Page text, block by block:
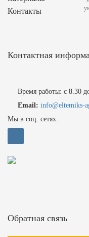
Контакты
Контактная
Время работы: с 8.30
Email: info@eltemiks-
Мы в соц. сетях:
Обратная связь